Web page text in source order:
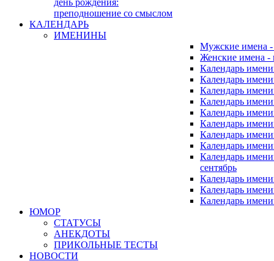
преподношение со смыслом
КАЛЕНДАРЬ
ИМЕНИНЫ
Мужские имена
Женские имена
Календарь
Календарь
Календарь
Календарь
Календарь
Календарь
Календарь
Календарь
Календарь
сентябрь
Календарь
Календарь
Календарь
ЮМОР
СТАТУСЫ
АНЕКДОТЫ
ПРИКОЛЬНЫЕ ТЕСТЫ
НОВОСТИ